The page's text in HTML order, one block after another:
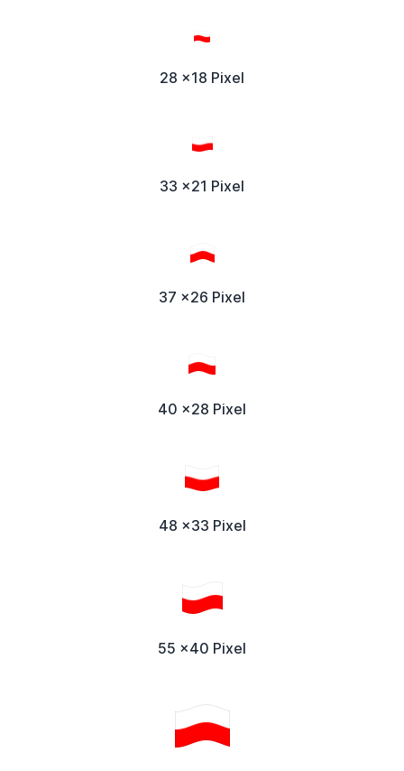
28 x18 Pixel
33 x21 Pixel
37 x26 Pixel
40 x28 Pixel
48 x33 Pixel
55 x40 Pixel